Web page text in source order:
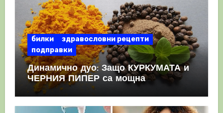
билки
здравословни рецепти
подправки
Динамично дуо: Защо КУРКУМАТА и
ЧЕРНИЯ ПИПЕР са мощна
комбинация